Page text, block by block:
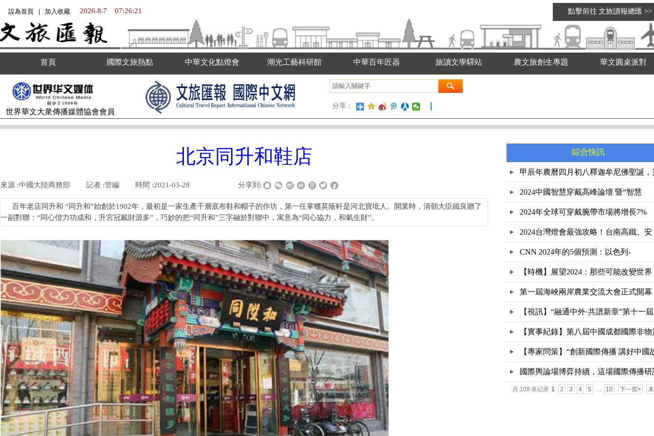
點擊前往 文旅讀報總匯 >>
首頁 國際文旅熱點 中華文化點燈會 潮光工藝科研館 中華百年匠器 旅讀文學驛站 農文旅創生專題 華文圓桌派對
2026-8-7 07:26:21
設為首頁 加入收藏
分享：
世界華文大衆傳播媒體協會會員
綜合快訊
甲辰年農曆四月初八釋迦牟尼佛聖誕，
鷲
2024中國智慧穿戴高峰論壇 暨“智慧
2024年全球可穿戴腕帶市場將增長7%
2024台灣燈會最強攻略！台南高鐵、安
CNN 2024年的5個預測：以色列-
【時機】展望2024：那些可能改變世界
第一屆海峽兩岸農業交流大會正式開幕
【視訊】“融通中外·共譜新章”第十一屆
【實事紀錄】第八屆中國成都國際非物
文
【專家問策】“創新國際傳播 講好中國
國際輿論場博弈持續，這場國際傳播研
會
共 109 条记录 1 2 3 4 5 … 10 下一页>
北京同升和鞋店
來源 :中國大陸商務部 記者 :管編 時間 :2021-03-28 分享到:
百年老店同升和 “同升和”始創於1902年，最初是一家生產千層底布鞋和帽子的作坊，第一任掌櫃莫蔭軒是河北寶坻人。開業時，清朝大臣鐵良贈了
一副對聯：“同心偕力功成和，升宮冠戴財源多”，巧妙的把“同升和”三字融於對聯中，寓意為“同心協力，和氣生財”。